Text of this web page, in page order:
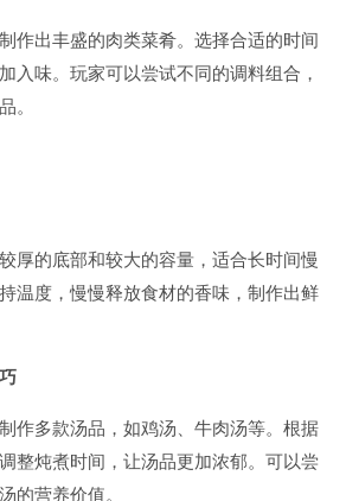
作出丰盛的肉类菜肴。选择合适的时间
入味。玩家可以尝试不同的调料组合，
。
厚的底部和较大的容量，适合长时间慢
温度，慢慢释放食材的香味，制作出鲜
作多款汤品，如鸡汤、牛肉汤等。根据
整炖煮时间，让汤品更加浓郁。可以尝
的营养价值。